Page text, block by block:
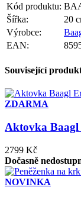
Kód produktu:
Šířka:
20
Výrobce:
EAN:
Související
ZDARMA
Aktovka Baagl
2799 Kč
Dočasně
NOVINKA